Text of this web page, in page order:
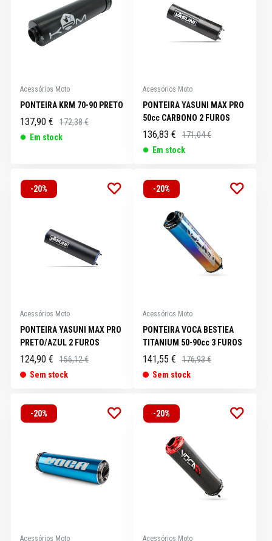
Acessórios Moto
PONTEIRA KRM 70-90 PRETO
137,90 €
172,38 €
Em stock
Acessórios Moto
PONTEIRA YASUNI MAX PRO
50cc CARBONO 2 FUROS
136,83 €
171,04 €
Em stock
-20%
Acessórios Moto
PONTEIRA YASUNI MAX PRO
PRETO/AZUL 2 FUROS
124,90 €
156,12 €
Sem stock
-20%
Acessórios Moto
PONTEIRA VOCA BESTIEA
TITANIUM 50-90cc 3 FUROS
141,55 €
176,93 €
Sem stock
-20%
Acessórios Moto
-20%
Acessórios Moto